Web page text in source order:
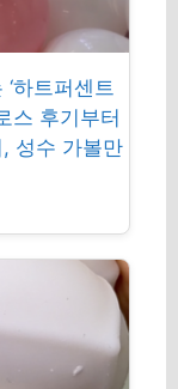
하트퍼센트
스 후기부터
성수 가볼만